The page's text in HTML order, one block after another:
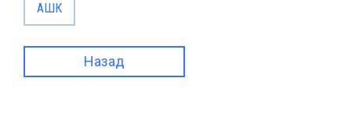
АШК
Назад